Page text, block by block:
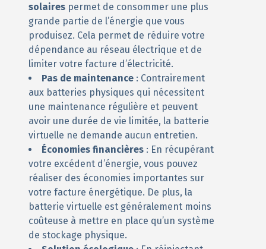
solaires permet de consommer une plus
grande partie de l’énergie que vous
produisez. Cela permet de réduire votre
dépendance au réseau électrique et de
limiter votre facture d’électricité.
Pas de maintenance : Contrairement
aux batteries physiques qui nécessitent
une maintenance régulière et peuvent
avoir une durée de vie limitée, la batterie
virtuelle ne demande aucun entretien.
Économies financières : En récupérant
votre excédent d’énergie, vous pouvez
réaliser des économies importantes sur
votre facture énergétique. De plus, la
batterie virtuelle est généralement moins
coûteuse à mettre en place qu’un système
de stockage physique.